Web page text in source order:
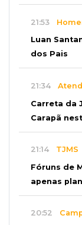
21:53
Luan
dos Pais
21:34
Carreta da
Carapã
21:14 TJMS
Fóruns de
apenas
20:52